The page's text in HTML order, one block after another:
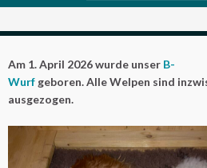
Am 1. April 2026 wurde unser B-
Wurf geboren. Alle Welpen sind
ausgezogen.